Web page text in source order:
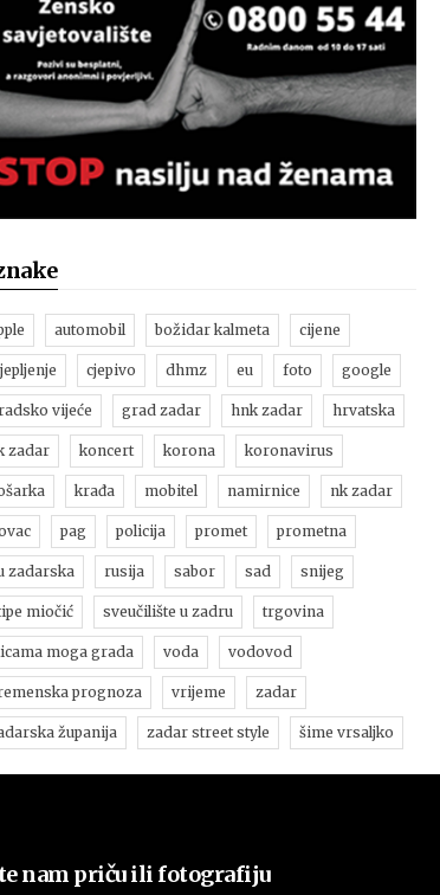
automobil božidar kalmeta cijene
cjepivo dhmz eu foto google
vijeće grad zadar hnk zadar hrvatska
zadar koncert korona koronavirus
krađa mobitel namirnice nk zadar
pag policija promet prometna
zadarska rusija sabor sad snijeg
miočić sveučilište u zadru trgovina
moga grada voda vodovod
prognoza vrijeme zadar
županija zadar street style šime vrsaljko
nam priču ili fotografiju